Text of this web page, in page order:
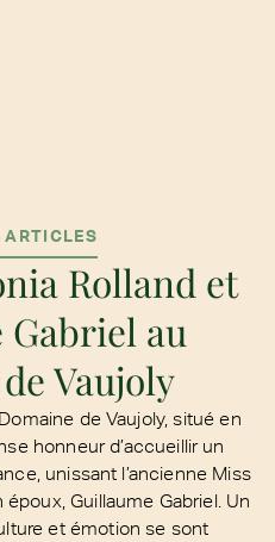
ARTICLES
Rolland et
au
Vaujoly
de Vaujoly, situé en
honneur d’accueillir un
unissant l’ancienne Miss
Guillaume Gabriel. Un
et émotion se sont